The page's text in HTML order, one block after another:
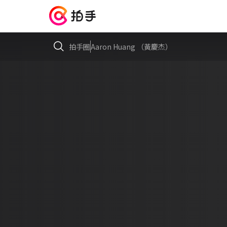
拍手圈Aaron Huang （黃慶杰）